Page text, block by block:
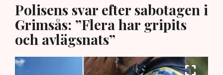
Polisens svar efter sabotagen i
Grimsås: ”Flera har gripits
och avlägsnats”